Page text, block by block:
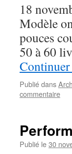
18
Modèle
pouces
50 à 60
Publié dans
commentaire
Publié le30